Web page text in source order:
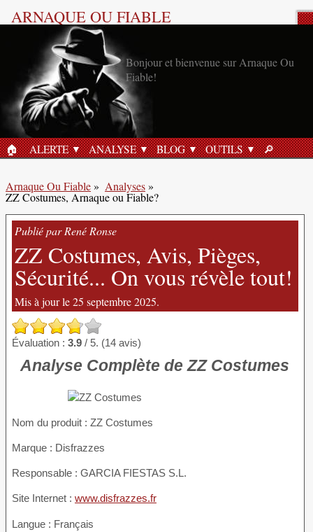
ARNAQUE OU FIABLE
ACCUEIL
🏠︎ ALERTE ANALYSE BLOG OUTILS 🔎︎
Arnaque Ou Fiable» Analyses»
ZZ Costumes, Arnaque ou Fiable?
Publié par René Ronse
ZZ Costumes, Avis, Pièges,
Sécurité... On vous révèle tout!
Mis à jour le 25 septembre 2025.
Évaluation : 3.9 / 5. (14 avis)
Analyse Complète de ZZ Costumes
Nom du produit : ZZ Costumes
Marque : Disfrazzes
Responsable : GARCIA FIESTAS S.L.
Site Internet : www.disfrazzes.fr
Langue : Français